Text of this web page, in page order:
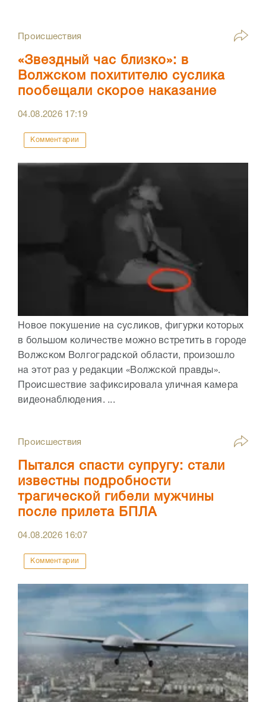
Происшествия
«Звездный час близко»: в
Волжском похитителю суслика
пообещали скорое наказание
04.08.2026 17:19
Комментарии
Новое покушение на сусликов, фигурки которых
в большом количестве можно встретить в городе
Волжском Волгоградской области, произошло
на этот раз у редакции «Волжской правды».
Происшествие зафиксировала уличная камера
видеонаблюдения. ...
Происшествия
Пытался спасти супругу: стали
известны подробности
трагической гибели мужчины
после прилета БПЛА
04.08.2026 16:07
Комментарии